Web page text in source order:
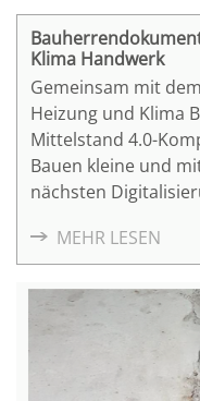
Klima Handwerk
Gemeinsam mit
Heizung und Klima
Mittelstand 4.0-
Bauen kleine und
nächsten
umfassen. Was das
erfahren Sie hier.
MEHR LESEN